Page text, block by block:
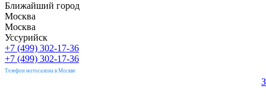
Ближайший город
Москва
Москва
Уссурийск
+7 (499) 302-17-36
+7 (499) 302-17-36
Телефон мотосалона в Москве